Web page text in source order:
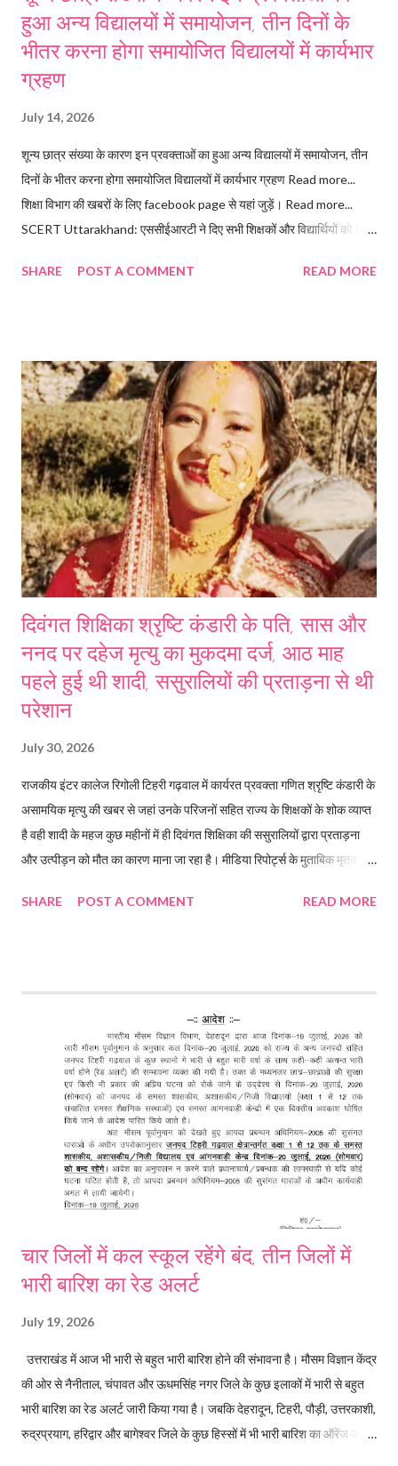
हुआ अन्य विद्यालयों में समायोजन, तीन दिनों के
भीतर करना होगा समायोजित विद्यालयों में कार्यभार
ग्रहण
July 14, 2026
शून्य छात्र संख्या के कारण इन प्रवक्ताओं का हुआ अन्य विद्यालयों में समायोजन, तीन
दिनों के भीतर करना होगा समायोजित विद्यालयों में कार्यभार ग्रहण Read more...
शिक्षा विभाग की खबरों के लिए facebook page से यहां जुड़ें। Read more...
SCERT Uttarakhand: एससीईआरटी ने दिए सभी शिक्षकों और विद्यार्थियों को PM
Uttarakhand GK channel on WhatsApp:
SHARE POST A COMMENT READ MORE
दिवंगत शिक्षिका श्रृष्टि कंडारी के पति, सास और
ननद पर दहेज मृत्यु का मुकदमा दर्ज, आठ माह
पहले हुई थी शादी, ससुरालियों की प्रताड़ना से थी
परेशान
July 30, 2026
राजकीय इंटर कालेज रिगोली टिहरी गढ़वाल में कार्यरत प्रवक्ता गणित श्रृष्टि कंडारी के
असामयिक मृत्यु की खबर से जहां उनके परिजनों सहित राज्य के शिक्षकों के शोक व्याप्त
है वही शादी के महज कुछ महीनों में ही दिवंगत शिक्षिका की ससुरालियों द्वारा प्रताड़ना
और उत्पीड़न को मौत का कारण माना जा रहा है। मीडिया रिपोर्ट्स के मुताबिक मृतका की
पति उत्तराखंड सचिवालय में है तैनात राजकीय इंटर कालेज रिगोली टिहरी गढ़वाल में
ने पति समेत ससुराल पक्ष के तीन लोगों पर दहेज उत्पीड़न और हत्या का आरोप लगाते हुए
पुलिस में शिकायत दर्ज कराई है। नवंबर 2025 में हुई थी शादी पौड़ी गढ़वाल के श्रीनगर
स्थित श्रीकोट निवासी स्वर्गी...
SHARE POST A COMMENT READ MORE
चार जिलों में कल स्कूल रहेंगे बंद, तीन जिलों में
भारी बारिश का रेड अलर्ट
July 19, 2026
उत्तराखंड में आज भी भारी से बहुत भारी बारिश होने की संभावना है। मौसम विज्ञान केंद्र
की ओर से नैनीताल, चंपावत और ऊधमसिंह नगर जिले के कुछ इलाकों में भारी से बहुत
भारी बारिश का रेड अलर्ट जारी किया गया है। जबकि देहरादून, टिहरी, पौड़ी, उत्तरकाशी,
रुद्रप्रयाग, हरिद्वार और बागेश्वर जिले के कुछ हिस्सों में भी भारी बारिश का ऑरेंज अलर्ट